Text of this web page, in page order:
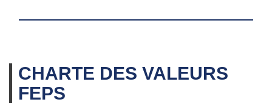
CHARTE DES VALEURS
FEPS